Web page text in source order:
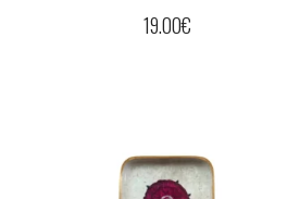
19.00€